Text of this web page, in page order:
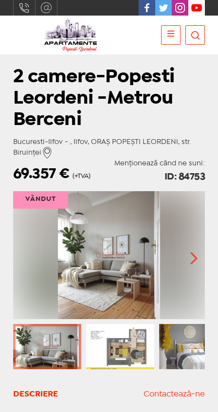
2 camere-Popesti
Leordeni -Metrou
Berceni
Bucuresti-Ilfov - , Ilfov, ORAŞ POPEŞTI LEORDENI, str.
Biruinţei
Menționează când ne suni:
69.357€ (+TVA) ID: 84753
VÂNDUT
DESCRIERE Contactează-ne